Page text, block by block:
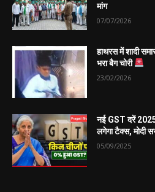
मांग
07/07/2026
हाथरस में शादी
भरा बैग चोरी
23/02/2026
नई GST दरें
लगेगा टैक्स, मोदी
05/09/2025